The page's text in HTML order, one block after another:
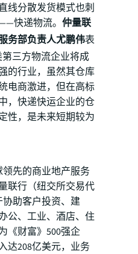
线分散发货模式也刺
快递物流。 仲量联
务部负责人尤鹏伟表
三方物流企业将成
的行业，虽然其仓库
电商激进，但在高标
，快递快运企业的仓
性，是未来短期较为
先的商业地产服务
联行（纽交所交易代
助客户投资、建
公、工业、酒店、住
《财富》500强企
达208亿美元，业务